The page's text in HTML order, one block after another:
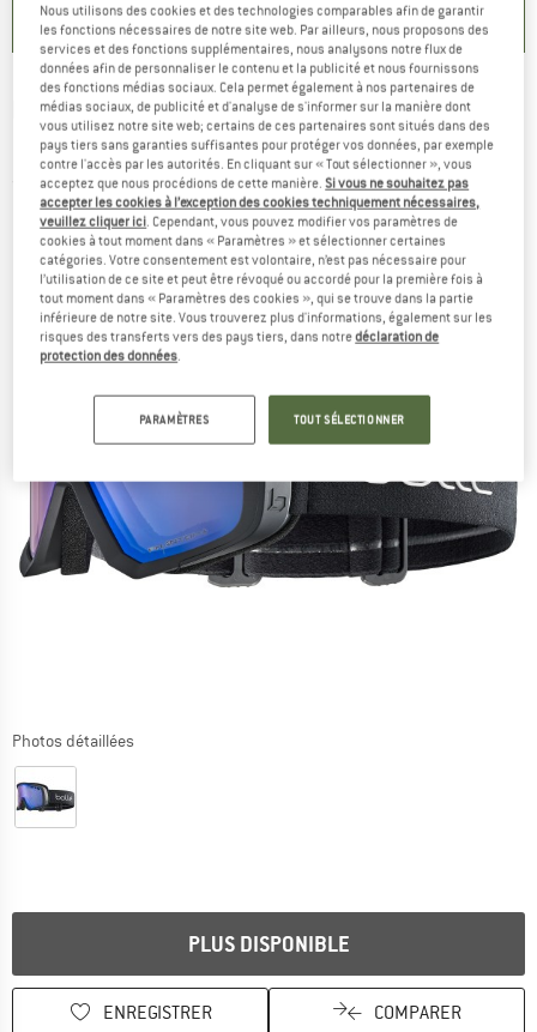
BOLLÉ - Mammoth S1-S3 (VLT 51-15%) -
Masque de ski
(0)
Photos détaillées
PLUS DISPONIBLE
ENREGISTRER COMPARER
Nous utilisons des cookies et des technologies comparables afin de garantir
les fonctions nécessaires de notre site web. Par ailleurs, nous proposons des
services et des fonctions supplémentaires, nous analysons notre flux de
données afin de personnaliser le contenu et la publicité et nous fournissons
des fonctions médias sociaux. Cela permet également à nos partenaires de
médias sociaux, de publicité et d'analyse de s'informer sur la manière dont
vous utilisez notre site web; certains de ces partenaires sont situés dans des
pays tiers sans garanties suffisantes pour protéger vos données, par exemple
contre l'accès par les autorités. En cliquant sur « Tout sélectionner », vous
acceptez que nous procédions de cette manière.Si vous ne souhaitez pas
accepter les cookies à l’exception des cookies techniquement nécessaires,
veuillez cliquer ici. Cependant, vous pouvez modifier vos paramètres de
cookies à tout moment dans « Paramètres » et sélectionner certaines
catégories. Votre consentement est volontaire, n’est pas nécessaire pour
l’utilisation de ce site et peut être révoqué ou accordé pour la première fois à
tout moment dans « Paramètres des cookies », qui se trouve dans la partie
inférieure de notre site. Vous trouverez plus d'informations, également sur les
risques des transferts vers des pays tiers, dans notredéclaration de
protection des données.
PARAMÈTRES TOUT SÉLECTIONNER